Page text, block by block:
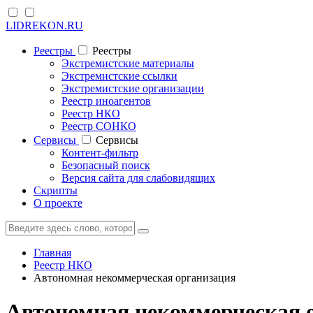
LIDREKON.RU
Реестры
Реестры
Экстремистские материалы
Экстремистские ссылки
Экстремистские организации
Реестр иноагентов
Реестр НКО
Реестр СОНКО
Cервисы
Cервисы
Контент-фильтр
Безопасный поиск
Версия сайта для слабовидящих
Скрипты
О проекте
Главная
Реестр НКО
Автономная некоммерческая организация